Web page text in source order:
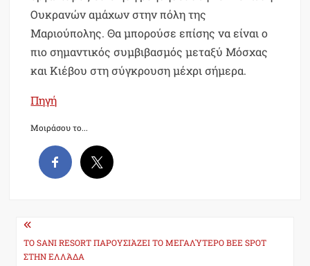
Ουκρανών αμάχων στην πόλη της
Μαριούπολης. Θα μπορούσε επίσης να είναι ο
πιο σημαντικός συμβιβασμός μεταξύ Μόσχας
και Κιέβου στη σύγκρουση μέχρι σήμερα.
Πηγή
Μοιράσου το...
Post
navigation
ΤΟ SANI RESORT ΠΑΡΟΥΣΙΆΖΕΙ ΤΟ ΜΕΓΑΛΎΤΕΡΟ BEE SPOT
ΣΤΗΝ ΕΛΛΆΔΑ